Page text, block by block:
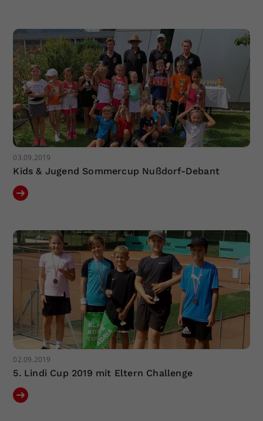
03.09.2019
Kids & Jugend Sommercup Nußdorf-Debant
02.09.2019
5. Lindi Cup 2019 mit Eltern Challenge